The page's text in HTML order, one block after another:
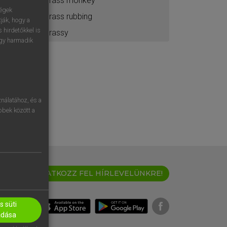
brass rubbing
brassy
IRATKOZZ FEL HÍRLEVELÜNKRE!
hogy a
hirdetőkkel is
harmadik
és a
között a
süti